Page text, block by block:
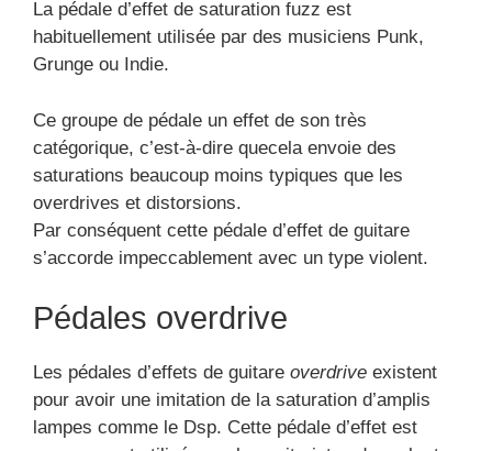
La pédale d’effet de saturation fuzz est
habituellement utilisée par des musiciens Punk,
Ce groupe de pédale un effet de son très
catégorique, c’est-à-dire quecela envoie des
saturations beaucoup moins typiques que les
overdrives et distorsions.
Par conséquent cette pédale d’effet de guitare
Les pédales d’effets de guitareoverdriveexistent
pour avoir une imitation de la saturation d’amplis